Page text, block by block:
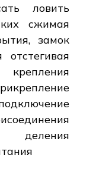
ловить
сжимая
замок
отстегивая
деления